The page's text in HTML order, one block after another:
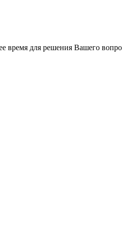
время для решения Вашего